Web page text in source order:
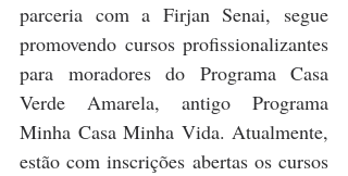
parceria com a Firjan Senai, segue
promovendo cursos profissionalizantes
para moradores do Programa Casa
Verde Amarela, antigo Programa
Minha Casa Minha Vida. Atualmente,
estão com inscrições abertas os cursos